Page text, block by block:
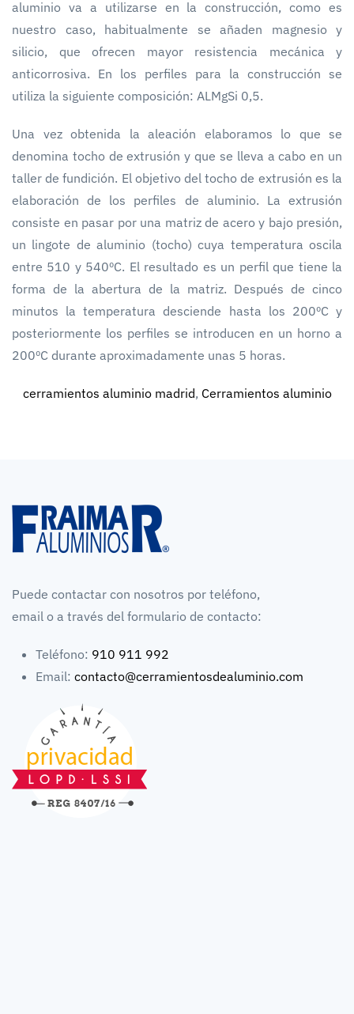
aluminio va a utilizarse en la construcción, como es
nuestro caso, habitualmente se añaden magnesio y
silicio, que ofrecen mayor resistencia mecánica y
anticorrosiva. En los perfiles para la construcción se
utiliza la siguiente composición: ALMgSi 0,5.
Una vez obtenida la aleación elaboramos lo que se
denomina tocho de extrusión y que se lleva a cabo en un
taller de fundición. El objetivo del tocho de extrusión es la
elaboración de los perfiles de aluminio. La extrusión
consiste en pasar por una matriz de acero y bajo presión,
un lingote de aluminio (tocho) cuya temperatura oscila
entre 510 y 540ºC. El resultado es un perfil que tiene la
forma de la abertura de la matriz. Después de cinco
minutos la temperatura desciende hasta los 200ºC y
posteriormente los perfiles se introducen en un horno a
200ºC durante aproximadamente unas 5 horas.
cerramientos aluminio madrid, Cerramientos aluminio
Puede contactar con nosotros por teléfono,
email o a través del formulario de contacto:
Teléfono: 910 911 992
Email: contacto@cerramientosdealuminio.com